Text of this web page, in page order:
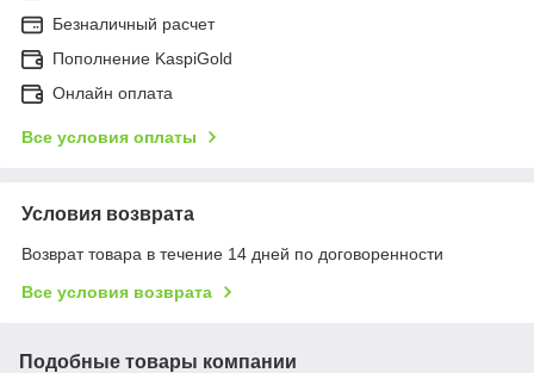
Безналичный расчет
Пополнение KaspiGold
Онлайн оплата
Все условия оплаты
Условия возврата
Возврат товара в течение 14 дней по договоренности
Все условия возврата
Подобные товары компании